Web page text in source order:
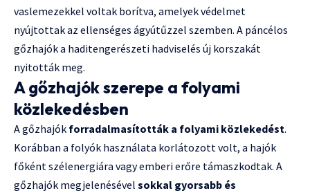
vaslemezekkel voltak borítva, amelyek védelmet
nyújtottak az ellenséges ágyútűzzel szemben. A páncélos
gőzhajók a haditengerészeti hadviselés új korszakát
nyitották meg.
A gőzhajók szerepe a folyami
közlekedésben
A gőzhajók forradalmasították a folyami közlekedést.
Korábban a folyók használata korlátozott volt, a hajók
főként szélenergiára vagy emberi erőre támaszkodtak. A
gőzhajók megjelenésével sokkal gyorsabb és